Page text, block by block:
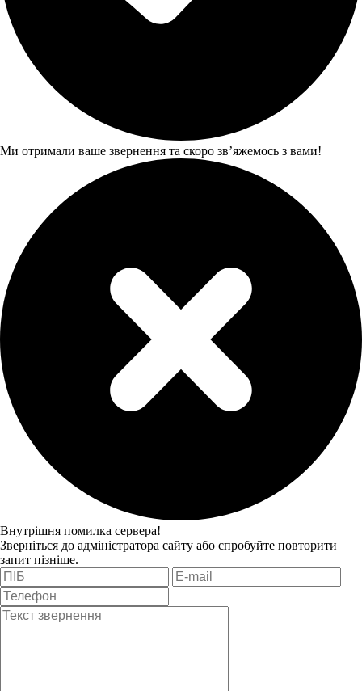
Ми отримали ваше звернення та скоро звʼяжемось з вами!
Внутрішня помилка сервера!
Зверніться до адміністратора сайту або спробуйте повторити
запит пізніше.